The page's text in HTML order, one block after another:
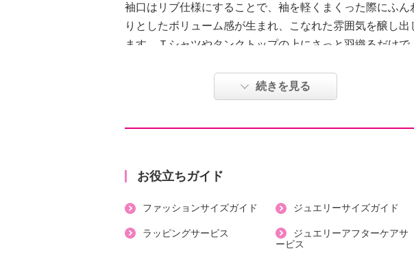
袖口はリブ仕様にすることで、袖を軽くまくった際にふん
りとしたボリューム感が生まれ、こなれた雰囲気を醸し出
ます。Ｔシャツやタンクトップの上にさっと羽織るだけで
・裏地：なし
・ポケット：なし
【素材】
・本体：ポリエステル５５％、レーヨン４５％
続きを見る
お役立ちガイド
ファッションサイズガイド ジュエリーサイズガイド
ラッピングサービス
ジュエリーアフターケアサ
ービス